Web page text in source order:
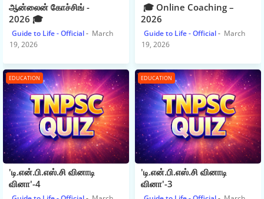
ஆன்லைன் கோச்சிங் -
2026 🎓
Guide to Life - Official
March
19, 2026
🎓 Online Coaching –
2026
Guide to Life - Official
March
19, 2026
EDUCATION
'டி.என்.பி.எஸ்.சி வினாடி
வினா'-4
EDUCATION
'டி.என்.பி.எஸ்.சி வினாடி
வினா'-3